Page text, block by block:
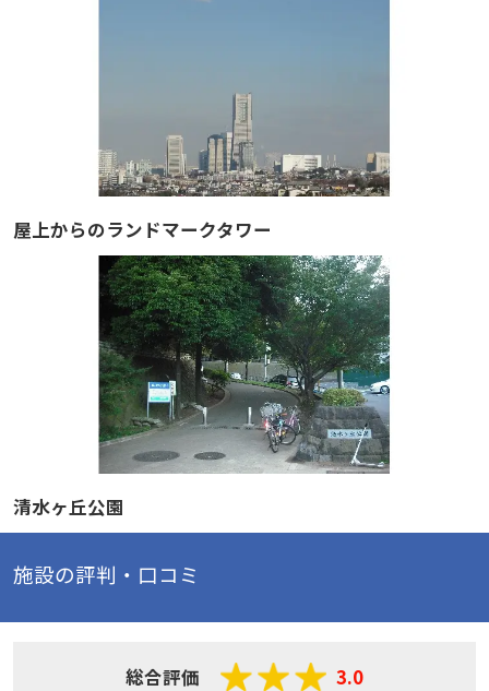
屋上からのランドマークタワー
清水ヶ丘公園
施設の評判・口コミ
総合評価 3.0